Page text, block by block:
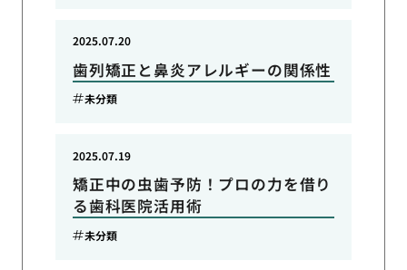
歯列矯正と鼻炎アレルギーの関係性
2025.07.20
未分類
矯正中の虫歯予防！プロの力を借り
る歯科医院活用術
2025.07.19
未分類